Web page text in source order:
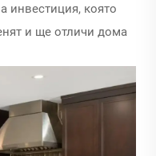
инвестиция, която
и ще отличи дома